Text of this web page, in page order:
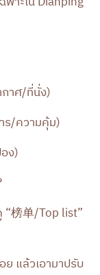
กาศ/ที่นั่ง)
ร/ความคุ้ม)
ง)
“榜单/Top list”
แล้วเอามาปรับ